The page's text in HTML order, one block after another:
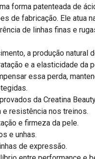
forma patenteada de
de fabricação. Ele atua
de linhas finas e
a produção natural
e a elasticidade da
essa perda,
da Creatina
e resistência nos treinos.
e firmeza da pele.
e unhas.
de expressão.